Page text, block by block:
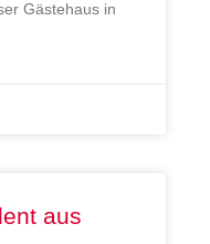
Gästehaus in
aus